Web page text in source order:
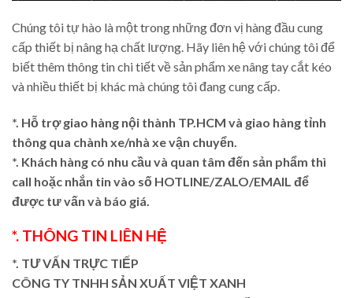
Chúng tôi tự hào là một trong những đơn vị hàng đầu cung
cấp thiết bị nâng hạ chất lượng. Hãy liên hệ với chúng tôi để
biết thêm thông tin chi tiết về sản phẩm xe nâng tay cắt kéo
và nhiều thiết bị khác mà chúng tôi đang cung cấp.
*. Hỗ trợ giao hàng nội thành TP.HCM và giao hàng tỉnh
thông qua chành xe/nhà xe vận chuyển.
*. Khách hàng có nhu cầu và quan tâm đến sản phẩm thì
call hoặc nhắn tin vào số HOTLINE/ZALO/EMAIL để
được tư vấn và báo giá.
*. THÔNG TIN LIÊN HỆ
*. TƯ VẤN TRỰC TIẾP
CÔNG TY TNHH SẢN XUẤT VIỆT XANH